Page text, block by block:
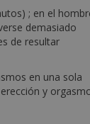
; en el
demasiado
de resultar
en una sola
y